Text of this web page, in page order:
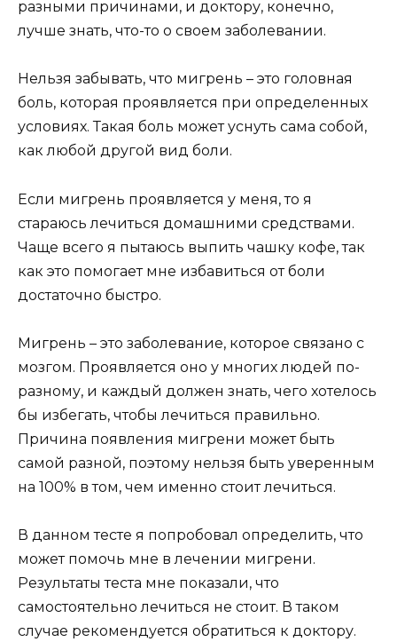
разными причинами, и доктору, конечно,
лучше знать, что-то о своем заболевании.
Нельзя забывать, что мигрень – это головная
боль, которая проявляется при определенных
условиях. Такая боль может уснуть сама собой,
как любой другой вид боли.
Если мигрень проявляется у меня, то я
стараюсь лечиться домашними средствами.
Чаще всего я пытаюсь выпить чашку кофе, так
как это помогает мне избавиться от боли
достаточно быстро.
Мигрень – это заболевание, которое связано с
мозгом. Проявляется оно у многих людей по-
разному, и каждый должен знать, чего хотелось
бы избегать, чтобы лечиться правильно.
Причина появления мигрени может быть
самой разной, поэтому нельзя быть уверенным
на 100% в том, чем именно стоит лечиться.
В данном тесте я попробовал определить, что
может помочь мне в лечении мигрени.
Результаты теста мне показали, что
самостоятельно лечиться не стоит. В таком
случае рекомендуется обратиться к доктору.